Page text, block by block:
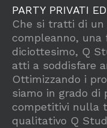
PARTY PRIVATI
Che si tratti di un
compleanno, una
diciottesimo, Q
atti a soddisfare
Ottimizzando i
siamo in grado di
competitivi nulla
qualitativo Q